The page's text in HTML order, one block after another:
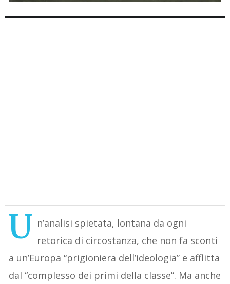
U n’analisi spietata, lontana da ogni
retorica di circostanza, che non fa sconti
a un’Europa “prigioniera dell’ideologia” e afflitta
dal “complesso dei primi della classe”. Ma anche